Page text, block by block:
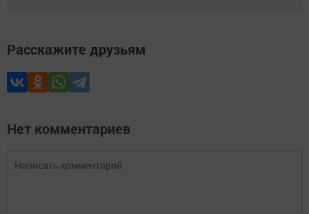
Расскажите друзьям
Нет комментариев